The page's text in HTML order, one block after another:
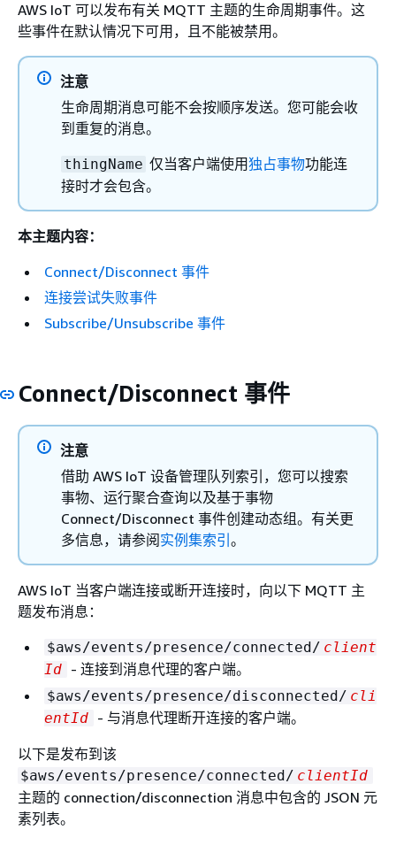
AWS IoT 可以发布有关 MQTT 主题的生命周期事件。这
些事件在默认情况下可用，且不能被禁用。
注意
生命周期消息可能不会按顺序发送。您可能会收
到重复的消息。
thingName 仅当客户端使用独占事物功能连
接时才会包含。
本主题内容：
Connect/Disconnect 事件
连接尝试失败事件
Subscribe/Unsubscribe 事件
Connect/Disconnect 事件
注意
借助 AWS IoT 设备管理队列索引，您可以搜索
事物、运行聚合查询以及基于事物
Connect/Disconnect 事件创建动态组。有关更
多信息，请参阅实例集索引。
AWS IoT 当客户端连接或断开连接时，向以下 MQTT 主
题发布消息：
$aws/events/presence/connected/ client
Id - 连接到消息代理的客户端。
$aws/events/presence/disconnected/ cli
entId - 与消息代理断开连接的客户端。
以下是发布到该
$aws/events/presence/connected/ clientId
主题的 connection/disconnection 消息中包含的 JSON 元
素列表。